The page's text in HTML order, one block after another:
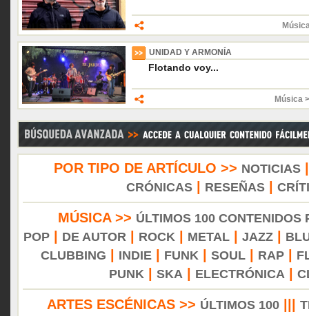
UNIDAD Y ARMONÍA
Flotando voy...
Música
POR TIPO DE ARTÍCULO >> NOTICIAS
CRÓNICAS| RESEÑAS|
MÚSICA >> ÚLTIMOS 100 CONTENIDOS
POP| DE AUTOR ROCK METAL| JAZZ|
CLUBBING
INDIE| FUNK SOUL| RAP|
PUNK
SKA ELECTRÓNICA
ARTES ESCÉNICAS >> ÚLTIMOS 100